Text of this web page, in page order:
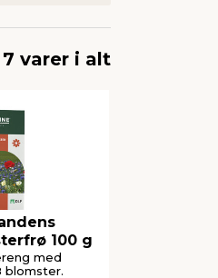
7 varer i alt
100 g
med
blomster.